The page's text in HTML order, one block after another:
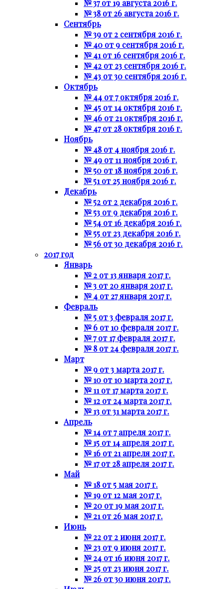
№ 37 от 19 августа 2016 г.
№ 38 от 26 августа 2016 г.
Сентябрь
№ 39 от 2 сентября 2016 г.
№ 40 от 9 сентября 2016 г.
№ 41 от 16 сентября 2016 г.
№ 42 от 23 сентября 2016 г.
№ 43 от 30 сентября 2016 г.
Октябрь
№ 44 от 7 октября 2016 г.
№ 45 от 14 октября 2016 г.
№ 46 от 21 октября 2016 г.
№ 47 от 28 октября 2016 г.
Ноябрь
№ 48 от 4 ноября 2016 г.
№ 49 от 11 ноября 2016 г.
№ 50 от 18 ноября 2016 г.
№ 51 от 25 ноября 2016 г.
Декабрь
№ 52 от 2 декабря 2016 г.
№ 53 от 9 декабря 2016 г.
№ 54 от 16 декабря 2016 г.
№ 55 от 23 декабря 2016 г.
№ 56 от 30 декабря 2016 г.
2017 год
Январь
№ 2 от 13 января 2017 г.
№ 3 от 20 января 2017 г.
№ 4 от 27 января 2017 г.
Февраль
№ 5 от 3 февраля 2017 г.
№ 6 от 10 февраля 2017 г.
№ 7 от 17 февраля 2017 г.
№ 8 от 24 февраля 2017 г.
Март
№ 9 от 3 марта 2017 г.
№ 10 от 10 марта 2017 г.
№ 11 от 17 марта 2017 г.
№ 12 от 24 марта 2017 г.
№ 13 от 31 марта 2017 г.
Апрель
№ 14 от 7 апреля 2017 г.
№ 15 от 14 апреля 2017 г.
№ 16 от 21 апреля 2017 г.
№ 17 от 28 апреля 2017 г.
Май
№ 18 от 5 мая 2017 г.
№ 19 от 12 мая 2017 г.
№ 20 от 19 мая 2017 г.
№ 21 от 26 мая 2017 г.
Июнь
№ 22 от 2 июня 2017 г.
№ 23 от 9 июня 2017 г.
№ 24 от 16 июня 2017 г.
№ 25 от 23 июня 2017 г.
№ 26 от 30 июня 2017 г.